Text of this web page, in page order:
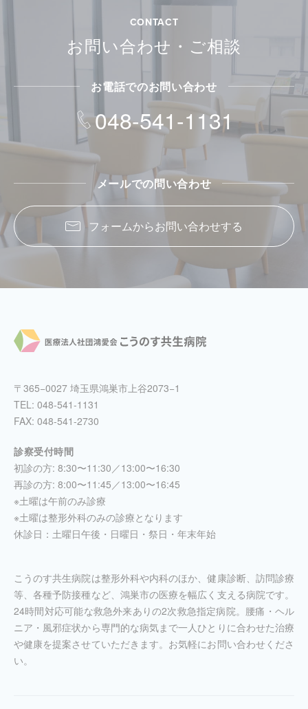
CONTACT
お問い合わせ・ご相談
お電話でのお問い合わせ
048-541-1131
メールでの問い合わせ
フォームからお問い合わせする
〒365−0027 埼玉県鴻巣市上谷2073−1
TEL: 048-541-1131
FAX: 048-541-2730
診察受付時間
初診の方: 8:30〜11:30／13:00〜16:30
再診の方: 8:00〜11:45／13:00〜16:45
※土曜は午前のみ診療
※土曜は整形外科のみの診療となります
休診日：土曜日午後・日曜日・祭日・年末年始
こうのす共生病院は整形外科や内科のほか、健康診断、訪問診療
等、各種予防接種など、鴻巣市の医療を幅広く支える病院です。
24時間対応可能な救急外来ありの2次救急指定病院。腰痛・ヘル
ニア・風邪症状から専門的な病気まで一人ひとりに合わせた治療
や健康を提案させていただきます。お気軽にお問い合わせくださ
い。